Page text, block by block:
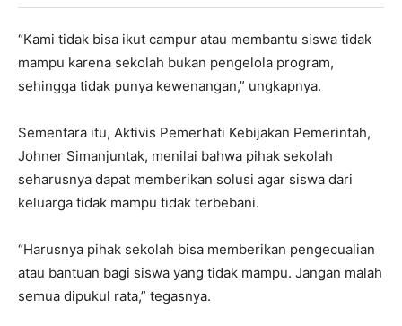
“Kami tidak bisa ikut campur atau membantu siswa tidak
mampu karena sekolah bukan pengelola program,
sehingga tidak punya kewenangan,” ungkapnya.
Sementara itu, Aktivis Pemerhati Kebijakan Pemerintah,
Johner Simanjuntak, menilai bahwa pihak sekolah
seharusnya dapat memberikan solusi agar siswa dari
keluarga tidak mampu tidak terbebani.
“Harusnya pihak sekolah bisa memberikan pengecualian
atau bantuan bagi siswa yang tidak mampu. Jangan malah
semua dipukul rata,” tegasnya.